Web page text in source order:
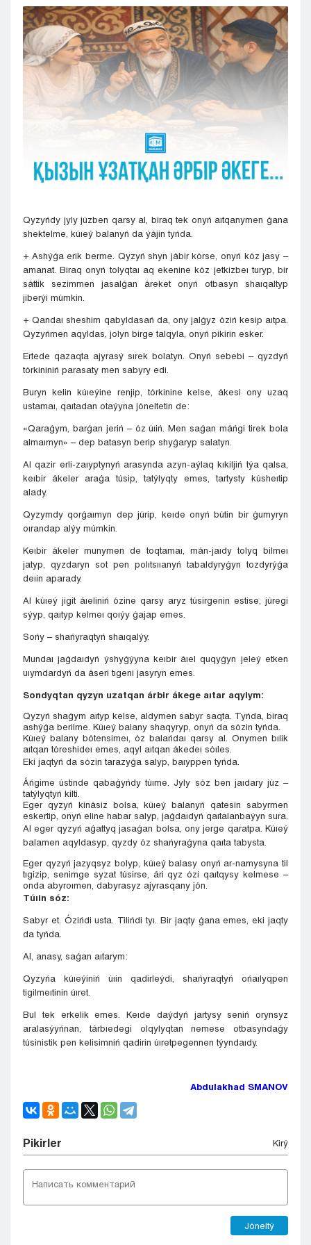
Kyzylorda
Pavlodar
Petropavlovsk
Semeı
Taldykorgan
Taraz
Shymkent
Qyzyńdy jyly júzben qarsy al, biraq tek onyń aıtqanymen ǵana
shektelme, kúıeý balanyń da ýájin tyńda.
+ Ashýǵa erik berme. Qyzyń shyn jábir kórse, onyń kóz jasy –
amanat. Biraq onyń tolyqtaı aq ekenine kóz jetkizbeı turyp, bir
sáttik sezimmen jasalǵan áreket onyń otbasyn shaıqaltyp
jiberýi múmkin.
+ Qandaı sheshim qabyldasań da, ony jalǵyz óziń kesip aıtpa.
Qyzyńmen aqyldas, jolyn birge talqyla, onyń pikirin esker.
Ertede qazaqta ajyrasý sırek bolatyn. Onyń sebebi – qyzdyń
tórkininiń parasaty men sabyry edi.
Buryn kelin kúıeýine renjip, tórkinine kelse, ákesi ony uzaq
ustamaı, qaıtadan otaýyna jóneltetin de:
«Qaraǵym, barǵan jeriń – óz úıiń. Men saǵan máńgi tirek bola
almaımyn» – dep batasyn berip shyǵaryp salatyn.
Al qazir erli-zaıyptynyń arasynda azyn-aýlaq kıkiljiń týa qalsa,
keıbir ákeler araǵa túsip, tatýlyqty emes, tartysty kúsheıtip
alady.
Qyzymdy qorǵaımyn dep júrip, keıde onyń bútin bir ǵumyryn
oırandap alýy múmkin.
Keıbir ákeler munymen de toqtamaı, mán-jaıdy tolyq bilmeı
jatyp, qyzdaryn sot pen polıtsııanyń tabaldyryǵyn tozdyrýǵa
deıin aparady.
Al kúıeý jigit áıeliniń ózine qarsy aryz túsirgenin estise, júregi
sýyp, qaıtyp kelmeı qoıýy ǵajap emes.
Sońy – shańyraqtyń shaıqalýy.
Mundaı jaǵdaıdyń ýshyǵýyna keıbir áıel quqyǵyn jeleý etken
uıymdardyń da áseri tıgeni jasyryn emes.
Sondyqtan qyzyn uzatqan árbir ákege aıtar aqylym:
Qyzyń shaǵym aıtyp kelse, aldymen sabyr saqta. Tyńda, biraq
ashýǵa berilme. Kúıeý balany shaqyryp, onyń da sózin tyńda.
Kúıeý balany bótensimeı, óz balańdaı qarsy al. Onymen bılik
aıtqan tóreshideı emes, aqyl aıtqan ákedeı sóıles.
Eki jaqtyń da sózin tarazyǵa salyp, baıyppen tyńda.
Áńgime ústinde qabaǵyńdy túıme. Jyly sóz ben jaıdary júz –
tatýlyqtyń kilti.
Eger qyzyń kinásiz bolsa, kúıeý balanyń qatesin sabyrmen
eskertip, onyń eline habar salyp, jaǵdaıdyń qaıtalanbaýyn sura.
Al eger qyzyń aǵattyq jasaǵan bolsa, ony jerge qaratpa. Kúıeý
balamen aqyldasyp, qyzdy óz shańyraǵyna qaıta tabysta.
Eger qyzyń jazyqsyz bolyp, kúıeý balasy onyń ar-namysyna til
tıgizip, senimge syzat túsirse, ári qyz ózi qaıtqysy kelmese –
onda abyroımen, dabyrasyz ajyrasqany jón.
Túıin sóz:
Sabyr et. Ózińdi usta. Tilińdi tyı. Bir jaqty ǵana emes, eki jaqty
da tyńda.
Al, anasy, saǵan aıtarym:
Qyzyńa kúıeýiniń úıin qadirleýdi, shańyraqtyń ońaılyqpen
tigilmeıtinin úıret.
Bul tek erkelik emes. Keıde daýdyń jartysy seniń orynsyz
aralasýyńnan, tárbıedegi olqylyqtan nemese otbasyndaǵy
túsinistik pen kelisimniń qadirin úıretpegennen týyndaıdy.
Abdulakhad SMANOV
Pіkіrler Kіrý
Jóneltý